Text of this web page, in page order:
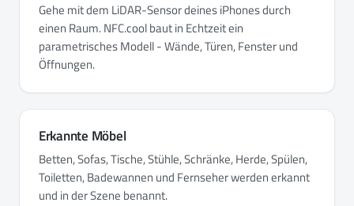
Gehe mit dem LiDAR-Sensor deines iPhones durch
einen Raum. NFC.cool baut in Echtzeit ein
parametrisches Modell - Wände, Türen, Fenster und
Öffnungen.
Erkannte Möbel
Betten, Sofas, Tische, Stühle, Schränke, Herde, Spülen,
Toiletten, Badewannen und Fernseher werden erkannt
und in der Szene benannt.